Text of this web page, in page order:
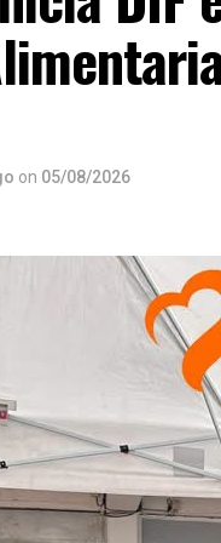
on 05/08/2026